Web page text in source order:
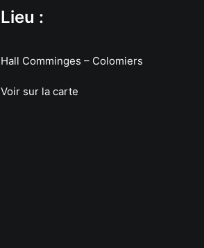
Lieu :
Hall Comminges – Colomiers
Voir sur la carte